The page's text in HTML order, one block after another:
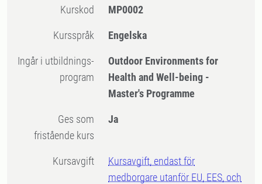
Kurskod MP0002
Kursspråk Engelska
Ingår i utbildnings-
program
Outdoor Environments for
Health and Well-being -
Master's Programme
Ges som
fristående kurs
Ja
Kursavgift
Kursavgift, endast för
medborgare utanför EU, EES, och